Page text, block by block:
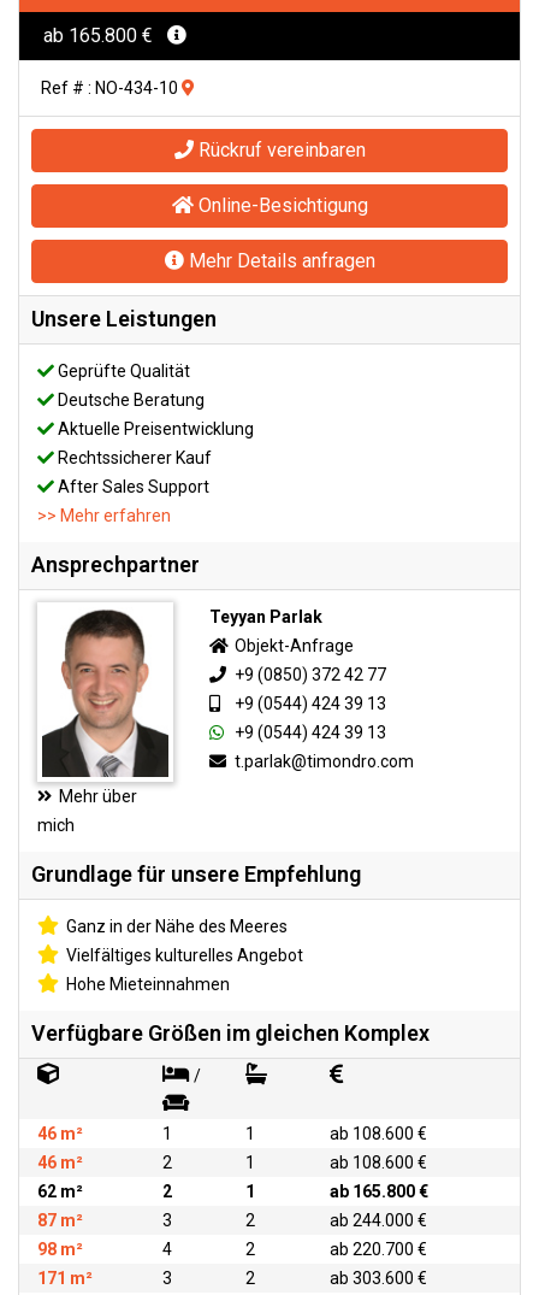
ab 165.800 €
Ref # : NO-434-10
Rückruf vereinbaren
Online-Besichtigung
Mehr Details anfragen
Unsere Leistungen
Geprüfte Qualität
Deutsche Beratung
Aktuelle Preisentwicklung
Rechtssicherer Kauf
After Sales Support
>> Mehr erfahren
Ansprechpartner
Mehr über
mich
Teyyan Parlak
Objekt-Anfrage
+9 (0850) 372 42 77
+9 (0544) 424 39 13
+9 (0544) 424 39 13
t.parlak@timondro.com
Grundlage für unsere Empfehlung
Ganz in der Nähe des Meeres
Vielfältiges kulturelles Angebot
Hohe Mieteinnahmen
Verfügbare Größen im gleichen Komplex
/
46 m² 1 1
ab 108.600 €
46 m²
2 1
ab 108.600 €
62 m²
2 1
ab 165.800 €
87 m²
3 2
ab 244.000 €
98 m²
4 2
ab 220.700 €
171 m²
3 2
ab 303.600 €